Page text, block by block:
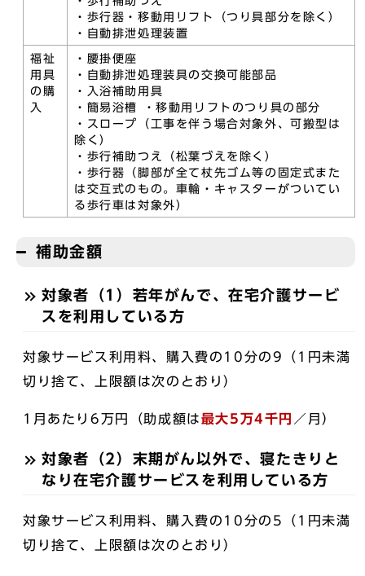
・歩行器・移動用リフト（つり具部分を除く）
・自動排泄処理装置
福祉
用具
の購
入
・腰掛便座
・自動排泄処理装具の交換可能部品
・入浴補助用具
・簡易浴槽 ・移動用リフトのつり具の部分
・スロープ（工事を伴う場合対象外、可搬型は
除く）
・歩行補助つえ（松葉づえを除く）
・歩行器（脚部が全て杖先ゴム等の固定式また
は交互式のもの。車輪・キャスターがついてい
る歩行車は対象外）
補助金額
対象者（1）若年がんで、在宅介護サービ
スを利用している方
対象サービス利用料、購入費の10分の9（1円未満
切り捨て、上限額は次のとおり）
1月あたり6万円（助成額は最大5万4千円 ／月）
対象者（2）末期がん以外で、寝たきりと
なり在宅介護サービスを利用している方
対象サービス利用料、購入費の10分の5（1円未満
切り捨て、上限額は次のとおり）